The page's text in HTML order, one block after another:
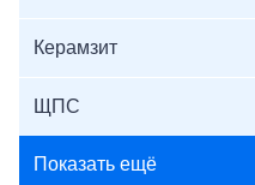
Керамзит
ЩПС
Показать ещё